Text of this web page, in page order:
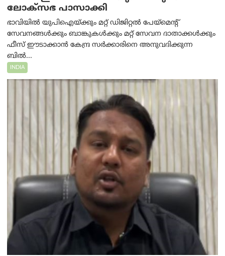
ലോക്‌സഭ പാസാക്കി
ഭാവിയിൽ യുപിഐയ്ക്കും മറ്റ് ഡിജിറ്റൽ പേയ്‌മെന്റ്
സേവനങ്ങൾക്കും ബാങ്കുകൾക്കും മറ്റ് സേവന ദാതാക്കൾക്കും
ഫീസ് ഈടാക്കാൻ കേന്ദ്ര സർക്കാരിനെ അനുവദിക്കുന്ന
ബിൽ...
INDIA